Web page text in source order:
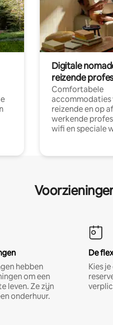
Digitale
reizende
Comfortabele
accommodaties
reizende en op
werkende
wifi en speciale
hebben
om een
leven. Ze zijn
onderhuur.
De
Kies